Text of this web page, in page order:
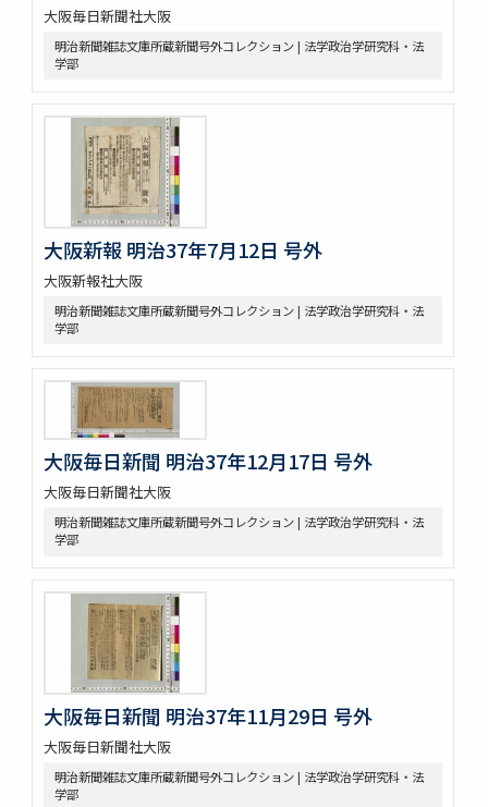
大阪毎日新聞社大阪
明治新聞雑誌文庫所蔵新聞号外コレクション | 法学政治学研究科・法
学部
大阪新報 明治37年7月12日 号外
大阪新報社大阪
明治新聞雑誌文庫所蔵新聞号外コレクション | 法学政治学研究科・法
学部
大阪毎日新聞 明治37年12月17日 号外
大阪毎日新聞社大阪
明治新聞雑誌文庫所蔵新聞号外コレクション | 法学政治学研究科・法
学部
大阪毎日新聞 明治37年11月29日 号外
大阪毎日新聞社大阪
明治新聞雑誌文庫所蔵新聞号外コレクション | 法学政治学研究科・法
学部